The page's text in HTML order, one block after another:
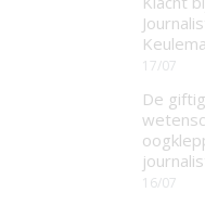
17/07
De
16/07